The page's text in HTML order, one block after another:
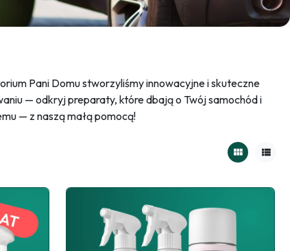
Pani Domu stworzyliśmy innowacyjne i skuteczne
— odkryj preparaty, które dbają o Twój samochód i
— z naszą małą pomocą!
view_module view_list